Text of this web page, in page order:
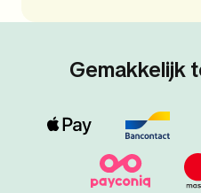
Gemakkelijk